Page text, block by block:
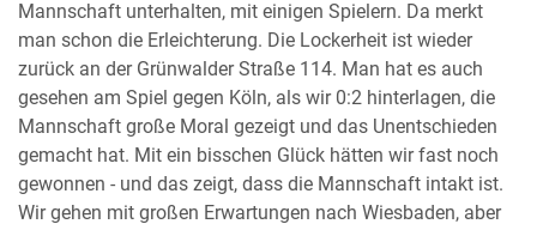
Mannschaft unterhalten, mit einigen Spielern. Da merkt
man schon die Erleichterung. Die Lockerheit ist wieder
zurück an der Grünwalder Straße 114. Man hat es auch
gesehen am Spiel gegen Köln, als wir 0:2 hinterlagen, die
Mannschaft große Moral gezeigt und das Unentschieden
gemacht hat. Mit ein bisschen Glück hätten wir fast noch
gewonnen - und das zeigt, dass die Mannschaft intakt ist.
Wir gehen mit großen Erwartungen nach Wiesbaden, aber